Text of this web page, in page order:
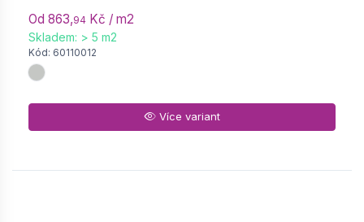
Od 863,94 Kč / m2
Skladem: > 5 m2
Kód: 60110012
Více variant